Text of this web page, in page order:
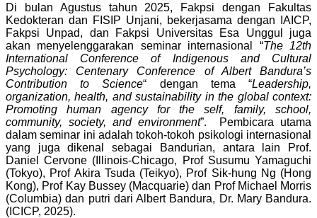
Di bulan Agustus tahun 2025, Fakpsi dengan Fakultas
Kedokteran dan FISIP Unjani, bekerjasama dengan IAICP,
Fakpsi Unpad, dan Fakpsi Universitas Esa Unggul juga
akan menyelenggarakan seminar internasional “The 12th
International Conference of Indigenous and Cultural
Psychology: Centenary Conference of Albert Bandura’s
Contribution to Science“ dengan tema “Leadership,
organization, health, and sustainability in the global context:
Promoting human agency for the self, family, school,
community, society, and environment”. Pembicara utama
dalam seminar ini adalah tokoh-tokoh psikologi internasional
yang juga dikenal sebagai Bandurian, antara lain Prof.
Daniel Cervone (Illinois-Chicago, Prof Susumu Yamaguchi
(Tokyo), Prof Akira Tsuda (Teikyo), Prof Sik-hung Ng (Hong
Kong), Prof Kay Bussey (Macquarie) dan Prof Michael Morris
(Columbia) dan putri dari Albert Bandura, Dr. Mary Bandura.
(ICICP, 2025).